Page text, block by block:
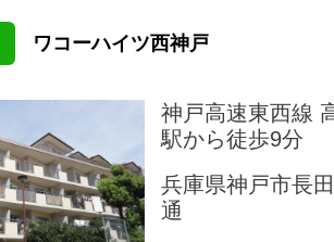
ワコーハイツ西神戸
神戸高速東西線
駅から徒歩9分
兵庫県神戸市長
通